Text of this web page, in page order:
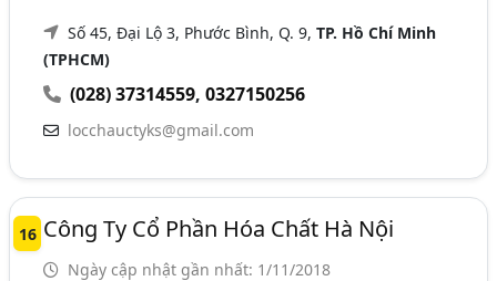
Số 45, Đại Lộ 3, Phước Bình, Q. 9,TP. Hồ Chí Minh
(TPHCM)
(028) 37314559,0327150256
locchauctyks@gmail.com
16 Công Ty Cổ Phần Hóa Chất Hà Nội
Ngày cập nhật gần nhất: 1/11/2018